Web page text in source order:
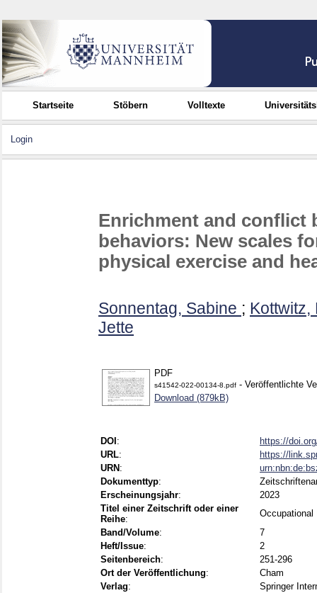
Startseite Stöbern Volltexte
Login
Enrichment and conflict
behaviors: New scales
physical exercise and
Sonnentag, Sabine ; Kottwitz,
Jette
PDF
s41542-022-00134-8.pdf - Veröffentlichte
Download (879kB)
DOI :
https://
URL:
https://
URN :
Dokumenttyp:
Erscheinungsjahr:
2023
Titel einer Zeitschrift oder einer
Reihe:
Occupational
Band/Volume:
7
Heft/Issue:
2
Seitenbereich:
251-296
Ort der Veröffentlichung:
Cham
Verlag:
Springer